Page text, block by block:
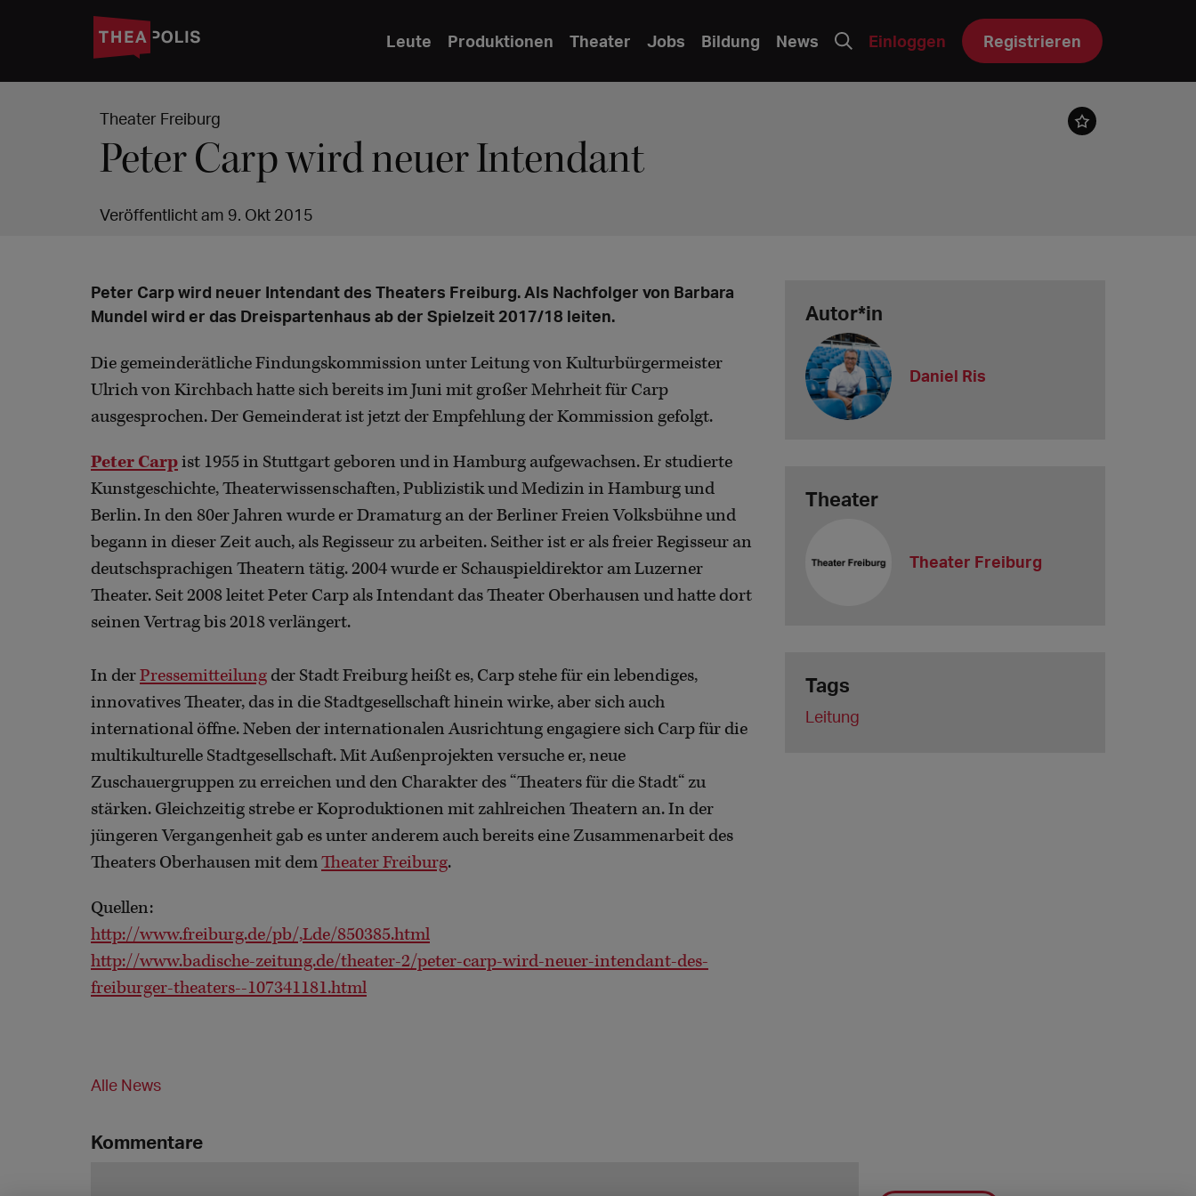
Leute Produktionen Theater Jobs Bildung News Einloggen Registrieren
Theater Freiburg
Peter Carp wird neuer Intendant
Veröffentlicht am 9. Okt 2015
Peter Carp wird neuer Intendant des Theaters Freiburg. Als Nachfolger von Barbara
Mundel wird er das Dreispartenhaus ab der Spielzeit 2017/18 leiten.
Die gemeinderätliche Findungskommission unter Leitung von Kulturbürgermeister
Ulrich von Kirchbach hatte sich bereits im Juni mit großer Mehrheit für Carp
ausgesprochen. Der Gemeinderat ist jetzt der Empfehlung der Kommission gefolgt.
Peter Carpist 1955 in Stuttgart geboren und in Hamburg aufgewachsen. Er studierte
Kunstgeschichte, Theaterwissenschaften, Publizistik und Medizin in Hamburg und
Berlin. In den 80er Jahren wurde er Dramaturg an der Berliner Freien Volksbühne und
begann in dieser Zeit auch, als Regisseur zu arbeiten. Seither ist er als freier Regisseur an
deutschsprachigen Theatern tätig. 2004 wurde er Schauspieldirektor am Luzerner
Theater. Seit 2008 leitet Peter Carp als Intendant das Theater Oberhausen und hatte dort
seinen Vertrag bis 2018 verlängert.
In derPressemitteilung der Stadt Freiburg heißt es, Carp stehe für ein lebendiges,
innovatives Theater, das in die Stadtgesellschaft hinein wirke, aber sich auch
international öffne. Neben der internationalen Ausrichtung engagiere sich Carp für die
multikulturelle Stadtgesellschaft. Mit Außenprojekten versuche er, neue
Zuschauergruppen zu erreichen und den Charakter des “Theaters für die Stadt“ zu
stärken. Gleichzeitig strebe er Koproduktionen mit zahlreichen Theatern an. In der
jüngeren Vergangenheit gab es unter anderem auch bereits eine Zusammenarbeit des
Theaters Oberhausen mit demTheater Freiburg.
Quellen:
http://www.freiburg.de/pb/,Lde/850385.html
http://www.badische-zeitung.de/theater-2/peter-carp-wird-neuer-intendant-des-
freiburger-theaters--107341181.html
Alle News
Autor*in
Daniel Ris
Theater
Theater Freiburg
Tags
Leitung
Kommentare